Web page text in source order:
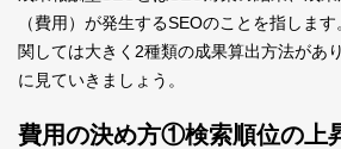
（費用）が発生するSEOのことを指しま
関しては大きく2種類の成果算出方法があ
に見ていきましょう。
費用の決め方①検索順位の上